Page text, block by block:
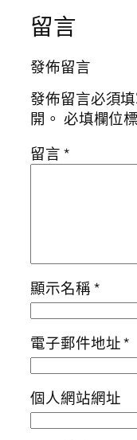
留言
發佈留言
發佈留言必須
開。 必填欄位
留言*
顯示名稱*
電子郵件地址*
個人網站網址